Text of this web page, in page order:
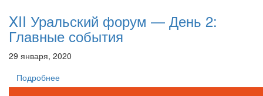
XII Уральский форум — День 2:
Главные события
29 января, 2020
Подробнее